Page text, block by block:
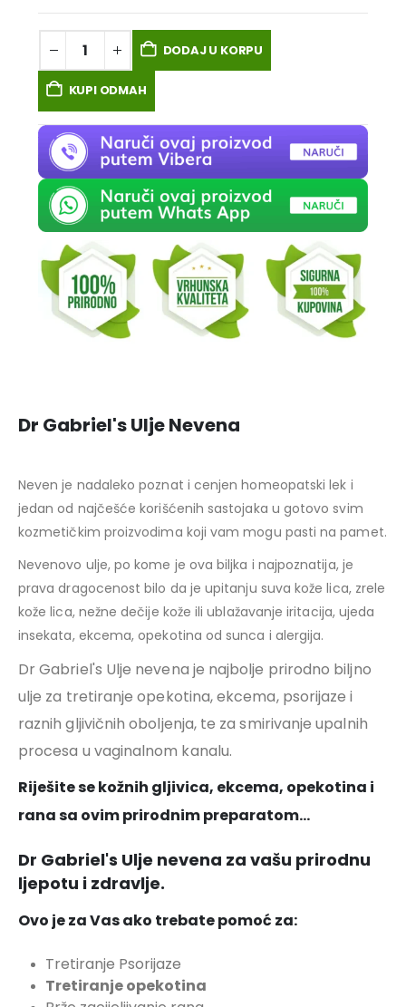
DODAJ U KORPU
KUPI ODMAH
Dr Gabriel's Ulje Nevena
Neven je nadaleko poznat i cenjen homeopatski lek i
jedan od najčešće korišćenih sastojaka u gotovo svim
kozmetičkim proizvodima koji vam mogu pasti na pamet.
Nevenovo ulje, po kome je ova biljka i najpoznatija, je
prava dragocenost bilo da je upitanju suva kože lica, zrele
kože lica, nežne dečije kože ili ublažavanje iritacija, ujeda
insekata, ekcema, opekotina od sunca i alergija.
Dr Gabriel's Ulje nevena je najbolje prirodno biljno
ulje za tretiranje opekotina, ekcema, psorijaze i
raznih gljivičnih oboljenja, te za smirivanje upalnih
procesa u vaginalnom kanalu.
Riješite se kožnih gljivica, ekcema, opekotina i
rana sa ovim prirodnim preparatom…
Dr Gabriel's Ulje nevena za vašu prirodnu
ljepotu i zdravlje.
Ovo je za Vas ako trebate pomoć za:
Tretiranje Psorijaze
Tretiranje opekotina